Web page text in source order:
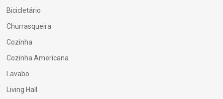
Bicicletário
Churrasqueira
Cozinha
Cozinha Americana
Lavabo
Living Hall